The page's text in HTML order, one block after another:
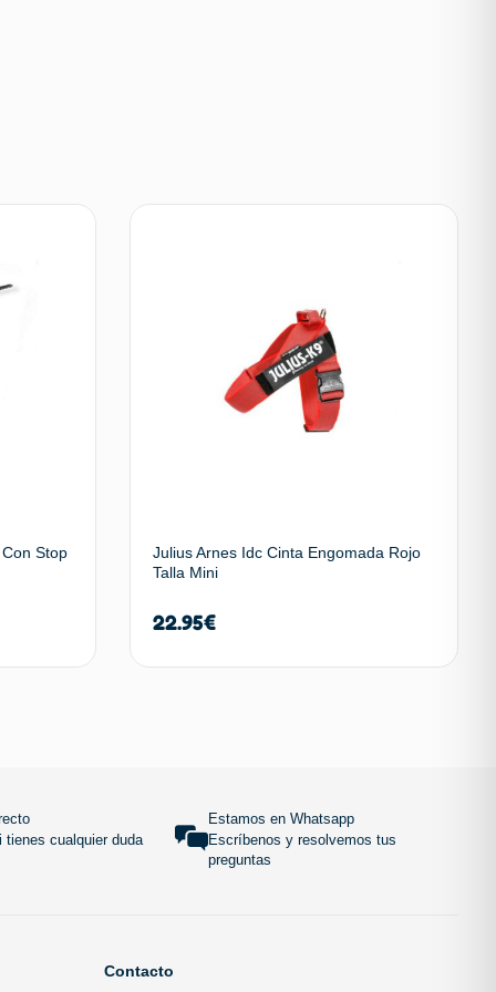
Stop
Julius Arnes Idc Cinta Engomada Rojo
Talla Mini
22.95€
tienes cualquier duda
Estamos en Whatsapp
Escríbenos y resolvemos tus
preguntas
Contacto